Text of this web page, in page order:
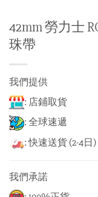
42mm 勞力士
珠帶
我們提供
: 店鋪取貨
: 全球速遞
: 快速送貨 (2-4日)
我們承諾